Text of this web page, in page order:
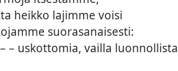
heikko lajimme voisi
suorasanaisesti:
– uskottomia, vailla luonnollista